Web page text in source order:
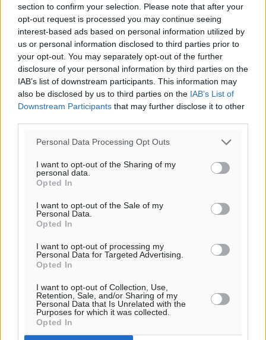
section to confirm your selection. Please note that after your
opt-out request is processed you may continue seeing
interest-based ads based on personal information utilized by
us or personal information disclosed to third parties prior to
your opt-out. You may separately opt-out of the further
disclosure of your personal information by third parties on the
IAB’s list of downstream participants. This information may
also be disclosed by us to third parties on the IAB’s List of
Downstream Participants that may further disclose it to other
Personal Data Processing Opt Outs
I want to opt-out of the Sharing of my
personal data.
Opted In
I want to opt-out of the Sale of my
Personal Data.
Opted In
I want to opt-out of processing my
Personal Data for Targeted Advertising.
Opted In
I want to opt-out of Collection, Use,
Retention, Sale, and/or Sharing of my
Personal Data that Is Unrelated with the
Purposes for which it was collected.
Opted In
Για την μερική αναπαραγωγή της είδησης από άλλες
ιστοσελίδες είναι απαραίτητη η χρήση του παρακάτω
παρεχόμενου συνδέσμου παραπομπής προς το άρθρο
της Δημοκρατικής.
o καιρός τώρα:
αίθριος καιρός